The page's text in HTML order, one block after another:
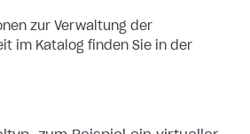
zur Verwaltung der
im Katalog finden Sie in der